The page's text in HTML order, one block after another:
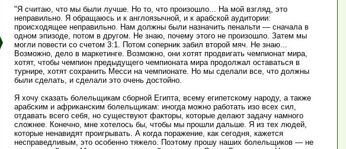
"Я считаю, что мы были лучше. Но то, что произошло... На мой взгляд, это
неправильно. Я обращаюсь и к англоязычной, и к арабской аудитории:
происходящее неправильно. Нам должны были назначить пенальти — сначала в
одном эпизоде, потом в другом. Не знаю, почему этого не произошло. Затем мы
могли повести со счетом 3:1. Потом соперник забил второй мяч. Не знаю...
Возможно, дело в маркетинге. Возможно, они хотят продвигать чемпионат мира,
хотят, чтобы чемпион предыдущего чемпионата мира продолжал оставаться в
турнире, хотят сохранить Месси на чемпионате. Но мы сделали все, что должны
были сделать, и сделали это очень достойно.
Я хочу сказать болельщикам сборной Египта, всему египетскому народу, а также
арабским и африканским болельщикам: иногда можно работать изо всех сил,
отдавать всего себя, но существуют факторы, которые делают задачу намного
сложнее. Конечно, мне хотелось бы, чтобы мы прошли дальше. Я из тех людей,
которые ненавидят проигрывать. А когда поражение, как сегодня, кажется
несправедливым, это особенно тяжело. Поэтому прошу наших болельщиков — не